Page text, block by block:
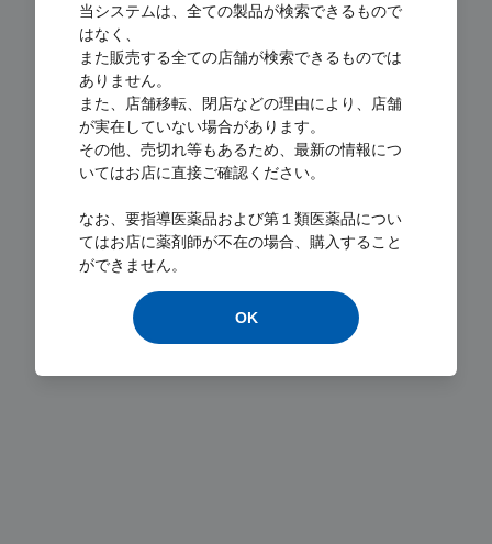
Loading...
当システムは、全ての製品が検索できるもので
はなく、
また販売する全ての店舗が検索できるものでは
ありません。
また、店舗移転、閉店などの理由により、店舗
が実在していない場合があります。
その他、売切れ等もあるため、最新の情報につ
いてはお店に直接ご確認ください。
なお、要指導医薬品および第１類医薬品につい
てはお店に薬剤師が不在の場合、購入すること
ができません。
OK